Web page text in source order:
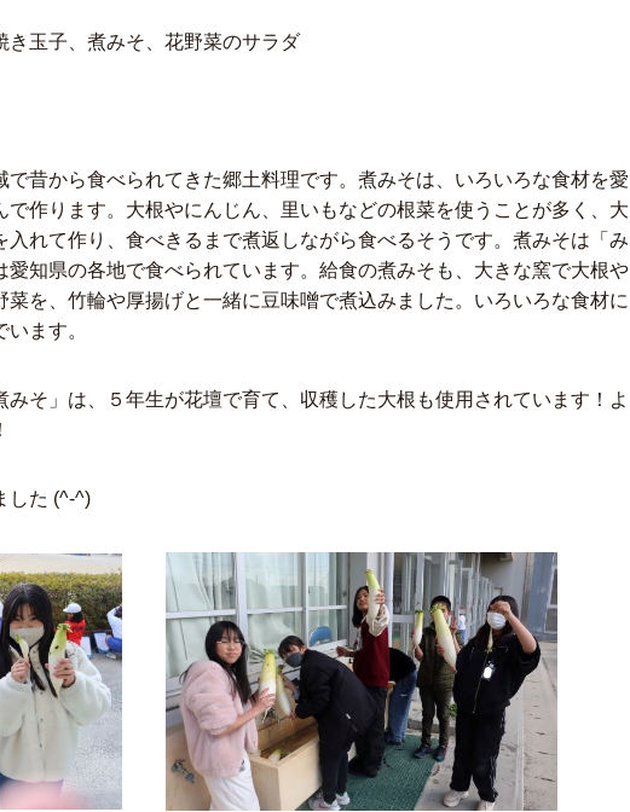
き玉子、煮みそ、花野菜のサラダ
で昔から食べられてきた郷土料理です。煮みそは、いろいろな食材を愛
で作ります。大根やにんじん、里いもなどの根菜を使うことが多く、大
入れて作り、食べきるまで煮返しながら食べるそうです。煮みそは「み
愛知県の各地で食べられています。給食の煮みそも、大きな窯で大根や
菜を、竹輪や厚揚げと一緒に豆味噌で煮込みました。いろいろな食材に
ます。
みそ」は、５年生が花壇で育て、収穫した大根も使用されています！よ
した (^-^)